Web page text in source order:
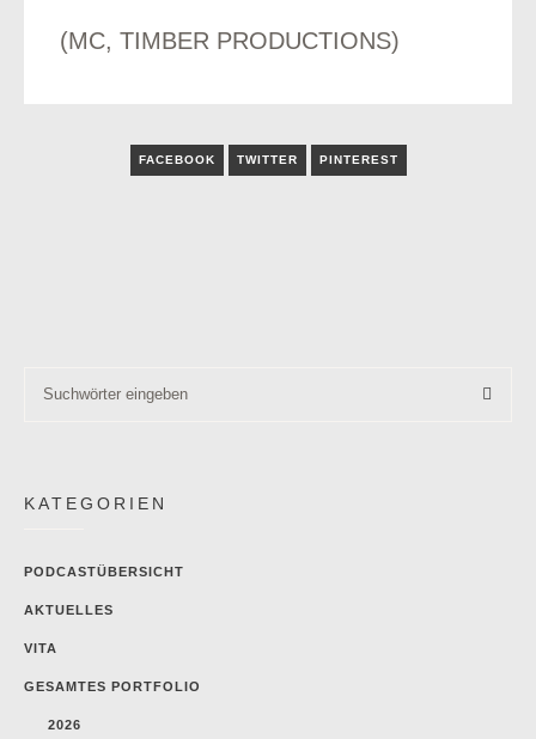
(MC, TIMBER PRODUCTIONS)
FACEBOOK TWITTER PINTEREST
KATEGORIEN
PODCASTÜBERSICHT
AKTUELLES
VITA
GESAMTES PORTFOLIO
2026